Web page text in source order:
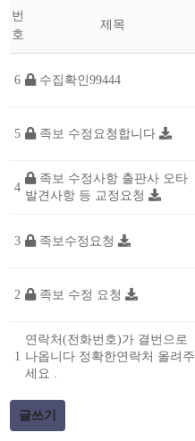
번
호
제목
6 수집확인99444
5 족보 수정요청합니다
4
족보 수정사항 출판사 오타
발견사항 등 교정요청
3 족보수정요청
2 족보 수정 요청
1
연락처(전화번호)가 결번으로
나옵니다 정확한연락처 올려주
세요 .
글쓰기